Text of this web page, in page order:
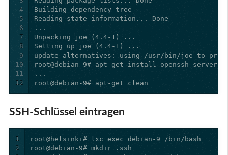
4
5
6
7
8
9
10
11
12
root@debian-9# apt-get clean
SSH-Schlüssel eintragen
1
2